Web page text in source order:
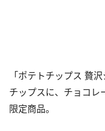
「ポテトチップス 贅
チップスに、チョコレ
限定商品。